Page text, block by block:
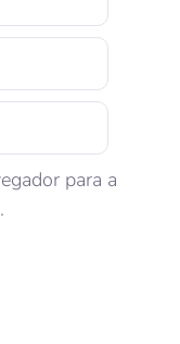
para a